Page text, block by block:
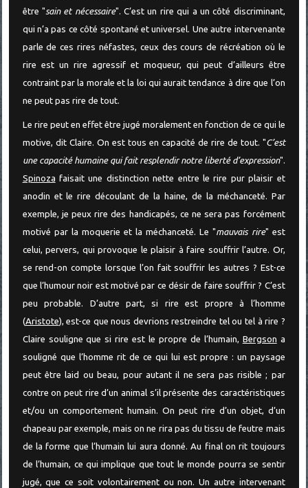
être "sain et nécessaire". C’est un rire qui a un côté discriminant,
qui n’a pas ce côté spontané et universel. Une autre intervenante
parle de ces rires néfastes, ceux des cours de récréation où le
rire est un rire agressif et moqueur, qui peut d’ailleurs être
contraint par la morale et la loi qui aurait tendance à dire que l’on
ne peut pas rire de tout.
Le rire peut en effet être jugé moralement en fonction de ce qui le
motive, dit Claire. On est tous en capacité de rire de tout. "C’est
une capacité humaine qui fait resplendir notre liberté d’expression".
Spinoza faisait une distinction nette entre le rire pur plaisir et
anodin et le rire découlant de la haine, de la méchanceté. Par
exemple, je peux rire des handicapés, ce ne sera pas forcément
motivé par la moquerie et la méchanceté. Le "mauvais rire" est
celui, pervers, qui provoque le plaisir à faire souffrir l’autre. Or,
se rend-on compte lorsque l’on fait souffrir les autres ? Est-ce
que l’humour noir est motivé par ce désir de faire souffrir ? C’est
peu probable. D’autre part, si rire est propre à l’homme
(Aristote), est-ce que nous devrions restreindre tel ou tel à rire ?
Claire souligne que si rire est le propre de l’humain, Bergson a
souligné que l’homme rit de ce qui lui est propre : un paysage
peut être laid ou beau, pour autant il ne sera pas risible ; par
contre on peut rire d’un animal s’il présente des caractéristiques
et/ou un comportement humain. On peut rire d’un objet, d’un
chapeau par exemple, mais on ne rira pas du tissu de feutre mais
de la forme que l’humain lui aura donné. Au final on rit toujours
de l’humain, ce qui implique que tout le monde pourra se sentir
jugé, que ce soit volontairement ou non. Un autre intervenant